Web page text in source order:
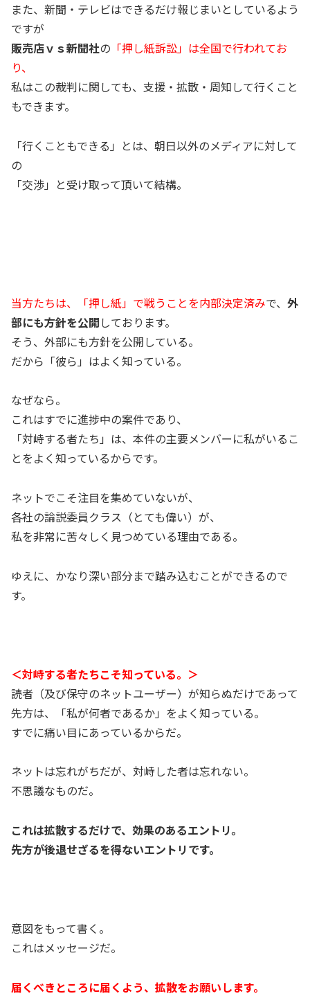
また、新聞・テレビはできるだけ報じまいとしているよう
ですが
販売店ｖｓ新聞社の 「押し紙訴訟」は全国で行われてお
り、
私はこの裁判に関しても、支援・拡散・周知して行くこと
もできます。
「行くこともできる」とは、朝日以外のメディアに対して
の
「交渉」と受け取って頂いて結構。
当方たちは、「押し紙」で戦うことを内部決定済みで、 外
部にも方針を公開しております。
そう、外部にも方針を公開している。
だから「彼ら」はよく知っている。
なぜなら。
これはすでに進捗中の案件であり、
「対峙する者たち」は、本件の主要メンバーに私がいるこ
とをよく知っているからです。
ネットでこそ注目を集めていないが、
各社の論説委員クラス（とても偉い）が、
私を非常に苦々しく見つめている理由である。
ゆえに、かなり深い部分まで踏み込むことができるので
す。
＜対峙する者たちこそ知っている。＞
読者（及び保守のネットユーザー）が知らぬだけであって
先方は、「私が何者であるか」をよく知っている。
すでに痛い目にあっているからだ。
ネットは忘れがちだが、対峙した者は忘れない。
不思議なものだ。
これは拡散するだけで、効果のあるエントリ。
先方が後退せざるを得ないエントリです。
意図をもって書く。
これはメッセージだ。
届くべきところに届くよう、拡散をお願いします。